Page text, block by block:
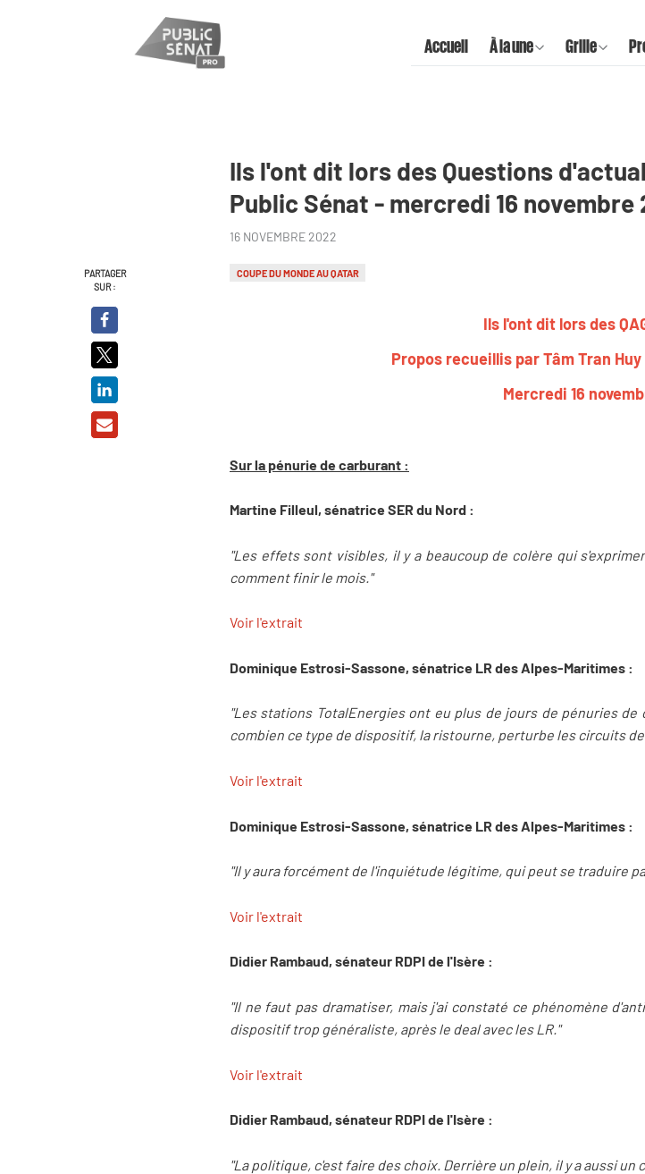
Accueil À la une Grille
Ils l'ont dit lors des Questions
Public Sénat - mercredi 16 novembre
16 NOVEMBRE 2022
COUPE DU MONDE AU QATAR
Ils l'ont dit lors des
Propos recueillis par Tâm Tran
Mercredi 16
PARTAGER
SUR :
Sur la pénurie de carburant :
Martine Filleul, sénatrice SER du Nord :
"Les effets sont visibles, il y a beaucoup de colère qui
comment finir le mois."
Voir l'extrait
Dominique Estrosi-Sassone, sénatrice LR des Alpes-Maritimes :
"Les stations TotalEnergies ont eu plus de jours de pénuries
combien ce type de dispositif, la ristourne, perturbe les circuits
Voir l'extrait
Dominique Estrosi-Sassone, sénatrice LR des Alpes-Maritimes :
"Il y aura forcément de l'inquiétude légitime, qui peut se traduire
Voir l'extrait
Didier Rambaud, sénateur RDPI de l'Isère :
"Il ne faut pas dramatiser, mais j'ai constaté ce phénomène
dispositif trop généraliste, après le deal avec les LR."
Voir l'extrait
Didier Rambaud, sénateur RDPI de l'Isère :
"La politique, c'est faire des choix. Derrière un plein, il y a aussi un